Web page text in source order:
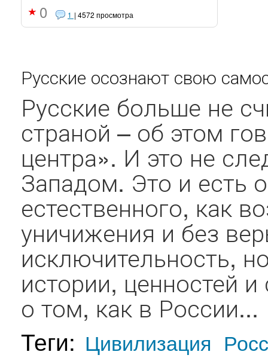
0 1 | 4572 просмотра
Русские осознают свою
Русские больше не
страной – об этом
центра». И это не
Западом. Это и есть
естественного, как
уничижения и без
исключительность,
истории, ценностей
о том, как в России...
Теги: Цивилизация